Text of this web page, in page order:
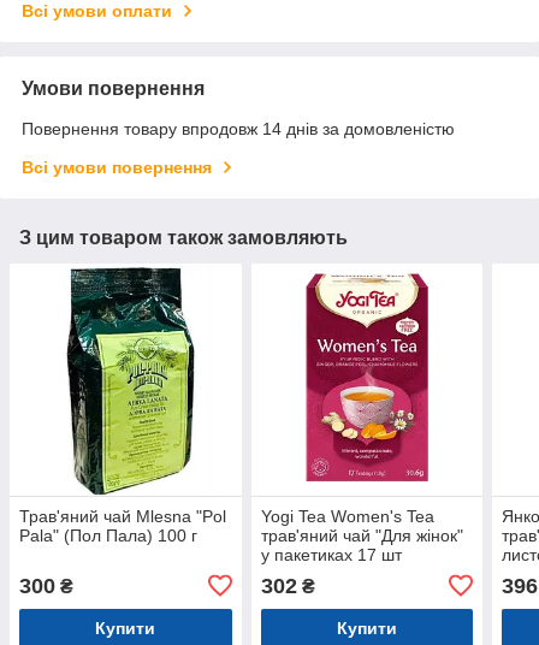
Всі умови оплати
Умови повернення
Повернення товару впродовж 14 днів за домовленістю
Всі умови повернення
З цим товаром також замовляють
Трав'яний чай Mlesna "Pol
Pala" (Пол Пала) 100 г
300 ₴
Купити
Yogi Tea Women's Tea
трав'яний чай "Для жінок"
у пакетиках 17 шт
302₴
Купити
396